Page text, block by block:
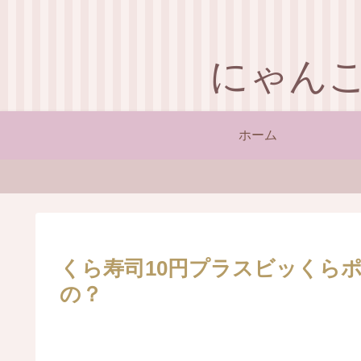
にゃん
ホーム
くら寿司10円プラスビッくら
の？